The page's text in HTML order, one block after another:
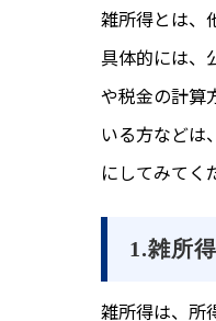
雑所得とは、
具体的には、
や税金の計算
いる方などは
にしてみてく
1.雑所
雑所得は、所